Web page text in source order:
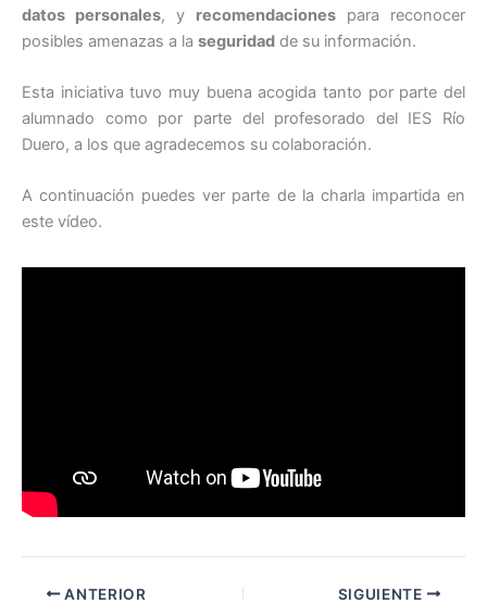
datos personales, y recomendaciones para reconocer
posibles amenazas a la seguridad de su información.
Esta iniciativa tuvo muy buena acogida tanto por parte del
alumnado como por parte del profesorado del IES Río
Duero, a los que agradecemos su colaboración.
A continuación puedes ver parte de la charla impartida en
este vídeo.
ANTERIOR SIGUIENTE